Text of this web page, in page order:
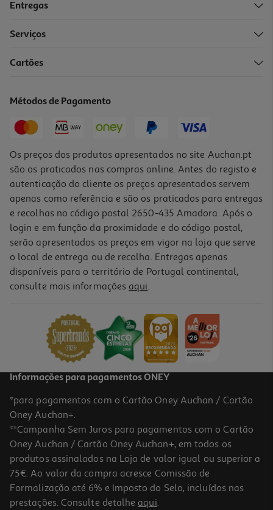
Entregas
Serviços
Cartões
Métodos de Pagamento
Os preços dos produtos apresentados no site Auchan.pt
são os praticados nas compras online. Antes do registo e
autenticação do cliente os preços apresentados servem
apenas como referência e são os praticados para entregas
e recolhas no código postal 2650-435 Amadora. Após o
login e em função da proximidade e do código postal,
serão apresentados os preços em vigor na loja que serve
o local de entrega ou de recolha. Entregas apenas
disponíveis para o território de Portugal continental,
consulte mais informações aqui.
Informações para pagamentos ONEY
*para pagamentos com o Cartão Oney Auchan / Cartão
Oney Auchan+.
**Campanha Sem Juros para pagamentos com o Cartão
Oney Auchan / Cartão Oney Auchan+, em todos os
produtos assinalados na Loja de valor igual ou superior a
75€. Ao valor da compra acresce Comissão de
Formalização até 6% e Imposto do Selo, incluídos nas
prestações. Consulte detalhe aqui.